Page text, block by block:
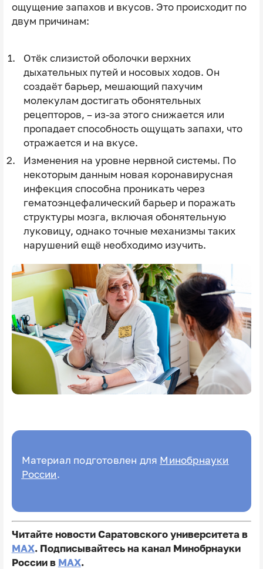
ощущение запахов и вкусов. Это происходит по
двум причинам:
Отёк слизистой оболочки верхних
дыхательных путей и носовых ходов. Он
создаёт барьер, мешающий пахучим
молекулам достигать обонятельных
рецепторов, – из‑за этого снижается или
пропадает способность ощущать запахи, что
отражается и на вкусе.
Изменения на уровне нервной системы. По
некоторым данным новая коронавирусная
инфекция способна проникать через
гематоэнцефалический барьер и поражать
структуры мозга, включая обонятельную
луковицу, однако точные механизмы таких
нарушений ещё необходимо изучить.
Материал подготовлен для Минобрнауки
России.
Читайте новости Саратовского университета в
MAX. Подписывайтесь на канал Минобрнауки
России в MAX.